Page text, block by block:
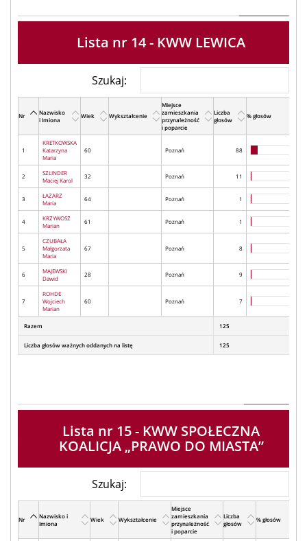
Lista nr 14 - KWW LEWICA
Szukaj:
Nr
Nazwisko
i Imiona
Wiek Wykształcenie
Miejsce
zamieszkania
przynależność
i poparcie
Liczba
głosów
% głosów
1
KRETKOWSKA
Katarzyna
Maria
60 Poznań 88
2
SZLINDER
Maciej Karol
32 Poznań 11
3
ŁAZARZ
Maria
64 Poznań 1
4
KRZYWOSZ
Marian
61 Poznań 1
5
CZUBAŁA
Małgorzata
Maria
67 Poznań 8
6
MAJEWSKI
Dawid
28 Poznań 9
7
ROHDE
Wojciech
Marian
60 Poznań 7
Razem 125
Liczba głosów ważnych oddanych na listę 125
Lista nr 15 - KWW SPOŁECZNA
KOALICJA „PRAWO DO MIASTA”
Szukaj:
Nr
Nazwisko i
Imiona
Wiek Wykształcenie
Miejsce
zamieszkania
przynależność
i poparcie
Liczba
głosów
% głosów